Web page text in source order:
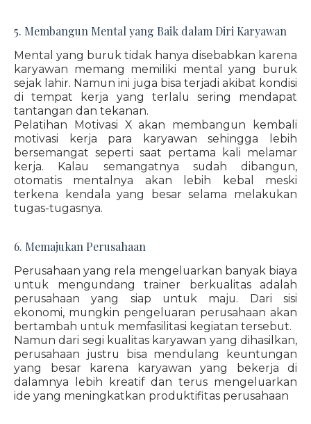
5. Membangun Mental yang Baik dalam Diri Karyawan
Mental yang buruk tidak hanya disebabkan karena
karyawan memang memiliki mental yang buruk
sejak lahir. Namun ini juga bisa terjadi akibat kondisi
di tempat kerja yang terlalu sering mendapat
tantangan dan tekanan.
Pelatihan Motivasi X akan membangun kembali
motivasi kerja para karyawan sehingga lebih
bersemangat seperti saat pertama kali melamar
kerja. Kalau semangatnya sudah dibangun,
otomatis mentalnya akan lebih kebal meski
terkena kendala yang besar selama melakukan
tugas-tugasnya.
6. Memajukan Perusahaan
Perusahaan yang rela mengeluarkan banyak biaya
untuk mengundang trainer berkualitas adalah
perusahaan yang siap untuk maju. Dari sisi
ekonomi, mungkin pengeluaran perusahaan akan
bertambah untuk memfasilitasi kegiatan tersebut.
Namun dari segi kualitas karyawan yang dihasilkan,
perusahaan justru bisa mendulang keuntungan
yang besar karena karyawan yang bekerja di
dalamnya lebih kreatif dan terus mengeluarkan
ide yang meningkatkan produktifitas perusahaan